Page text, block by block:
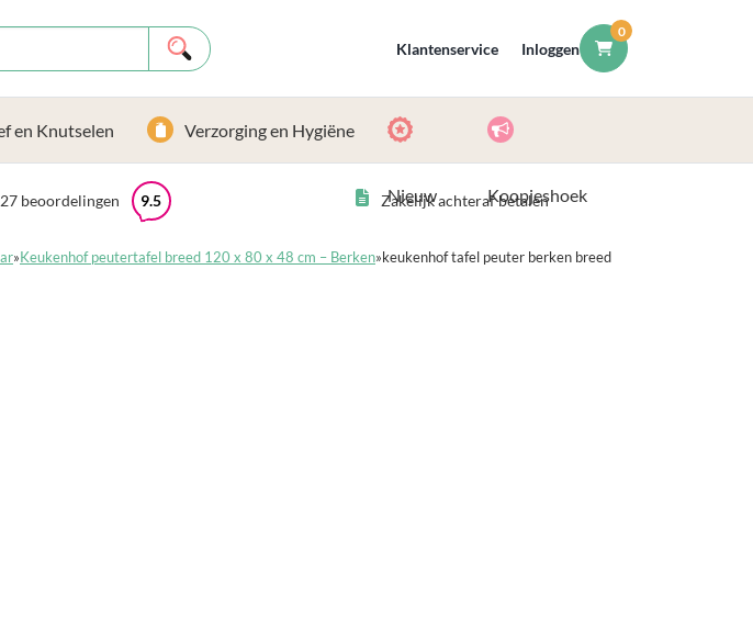
Klantenservice Inloggen
0
en Knutselen Verzorging en Hygiëne
Nieuw Koopjeshoek
beoordelingen 9.5 Zakelijk achteraf betalen
» Keukenhof peutertafel breed 120 x 80 x 48 cm – Berken» keukenhof tafel peuter berken breed